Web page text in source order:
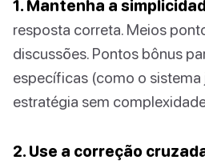
1. Mantenha a
resposta correta. Meios
discussões. Pontos bônus
específicas (como o
estratégia sem
2. Use a correção